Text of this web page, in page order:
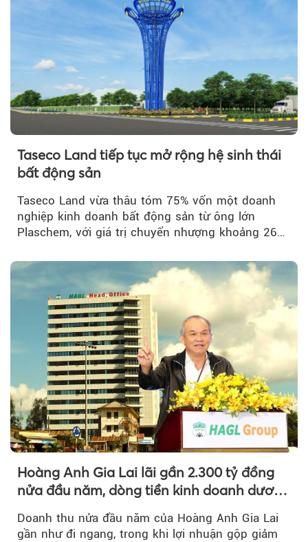
Taseco Land tiếp tục mở rộng hệ sinh thái
bất động sản
Taseco Land vừa thâu tóm 75% vốn một doanh
nghiệp kinh doanh bất động sản từ ông lớn
Plaschem, với giá trị chuyển nhượng khoảng 262
Hoàng Anh Gia Lai lãi gần 2.300 tỷ đồng
nửa đầu năm, dòng tiền kinh doanh dương
Doanh thu nửa đầu năm của Hoàng Anh Gia Lai
gần như đi ngang, trong khi lợi nhuận gộp giảm